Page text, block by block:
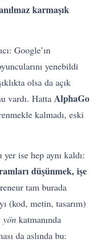
karmaşık
Google’ın
yenebildi
olsa da açık
vardı. Hatta AlphaGo
kalmadı, eski
yer ise hep aynı kaldı:
düşünmek, işe
tam burada
(kod, metin, tasarım)
yön katmanında
da aslında bu: